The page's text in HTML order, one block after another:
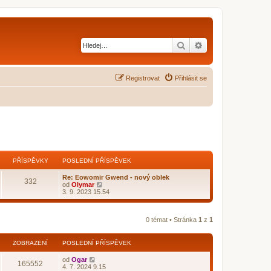
Hledat
Přihlásit se
Registrovat
PŘÍSPĚVKY POSLEDNÍ PŘÍSPĚVEK
332
Re: Eowomir Gwend - nový oblek
od Olymar
o
b
t
p
l
3. 9. 2023 15.54
0 témat • Stránka 1 z 1
ZOBRAZENÍ POSLEDNÍ PŘÍSPĚVEK
165552 od Ogar
4. 7. 2024 9.15